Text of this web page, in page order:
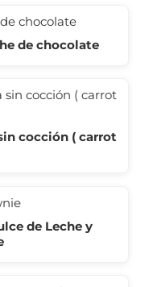
de chocolate
cocción ( carrot
de Leche y